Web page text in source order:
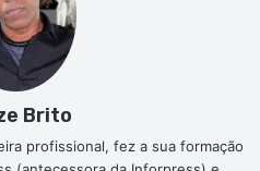
Brito
profissional, fez a sua formação